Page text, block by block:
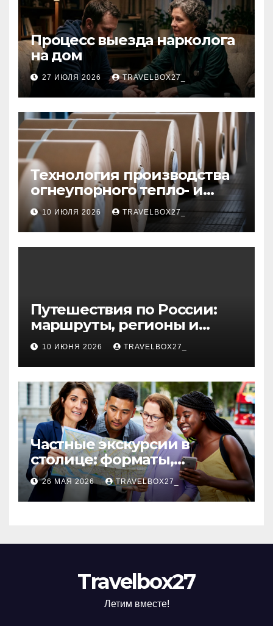
Процесс выезда нарколога
на дом
27 ИЮЛЯ 2026 TRAVELBOX27_
Технология производства
огнеупорного тепло- и
звукоизоляционного
картона из
муллитокремнеземистого
волокна
10 ИЮЛЯ 2026 TRAVELBOX27_
Путешествия по России:
маршруты, регионы и
особенности поездок
10 ИЮНЯ 2026 TRAVELBOX27_
Частные экскурсии в
столице: форматы,
маршруты и особенности
организации
26 МАЯ 2026 TRAVELBOX27_
Travelbox27
Летим вместе!